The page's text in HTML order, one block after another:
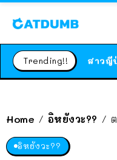
Trending!!
Home / อิหยังวะ?? / ต
อิหยังวะ??